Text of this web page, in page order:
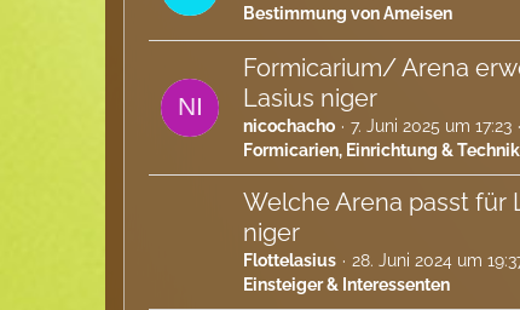
Bestimmung von Ameisen
Formicarium/ Arena
Lasius niger
nicochacho
7. Juni 2025 um 17:23
Formicarien, Einrichtung & Technik
Welche Arena passt für
niger
Flottelasius
28. Juni 2024 um
Einsteiger & Interessenten